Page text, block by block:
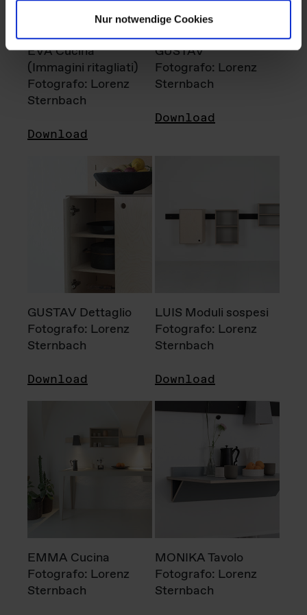
Nur notwendige Cookies
EVA Cucina
(Immagini ritagliati)
Fotografo: Lorenz
Sternbach
Download
GUSTAV
Fotografo: Lorenz
Sternbach
Download
GUSTAV Dettaglio
Fotografo: Lorenz
Sternbach
Download
LUIS Moduli sospesi
Fotografo: Lorenz
Sternbach
Download
EMMA Cucina
Fotografo: Lorenz
Sternbach
MONIKA Tavolo
Fotografo: Lorenz
Sternbach